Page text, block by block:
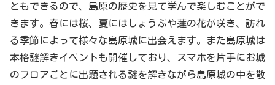
ともできるので、島原の歴史を見て学んで楽しむことがで
きます。春には桜、夏にはしょうぶや蓮の花が咲き、訪れ
る季節によって様々な島原城に出会えます。また島原城は
本格謎解きイベントも開催しており、スマホを片手にお城
のフロアごとに出題される謎を解きながら島原城の中を散